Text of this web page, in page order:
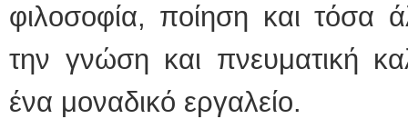
φιλοσοφία, ποίηση και τόσα
την γνώση και πνευματική
ένα μοναδικό εργαλείο.